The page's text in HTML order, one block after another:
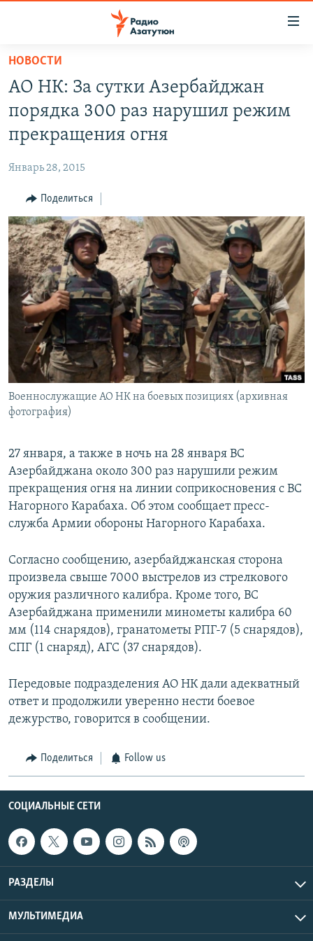
Перейти
основному
содержанию
Перейти
основной
навигации
Перейти
поиску
ПОЛИТИКА
ЭКОНОМИКА
РЕГИОН
НАГОРНЫЙ КАРАБАХ
КУЛЬТУРА
СПОРТ
АРХИВ
Հայերեն
English
Русский
НОВОСТИ
АО НК: За сутки Азербайджан
порядка 300 раз нарушил режим
прекращения огня
Январь 28, 2015
Поделиться
Военнослужащие АО НК на боевых позициях (архивная
фотография)
27 января, а также в ночь на 28 января ВС
Азербайджана около 300 раз нарушили режим
прекращения огня на линии соприкосновения с ВС
Нагорного Карабаха. Об этом сообщает пресс-
служба Армии обороны Нагорного Карабаха.
Согласно сообщению, азербайджанская сторона
произвела свыше 7000 выстрелов из стрелкового
оружия различного калибра. Кроме того, ВС
Азербайджана применили минометы калибра 60
мм (114 снарядов), гранатометы РПГ-7 (5 снарядов),
СПГ (1 снаряд), АГС (37 снарядов).
Передовые подразделения АО НК дали адекватный
ответ и продолжили уверенно нести боевое
дежурство, говорится в сообщении.
Поделиться Follow us
СОЦИАЛЬНЫЕ СЕТИ
РАЗДЕЛЫ
МУЛЬТИМЕДИА